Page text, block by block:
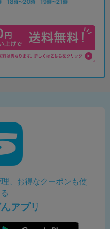
、お得なクーポンも使
アプリ